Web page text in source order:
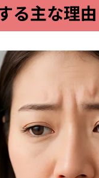
る主な理由